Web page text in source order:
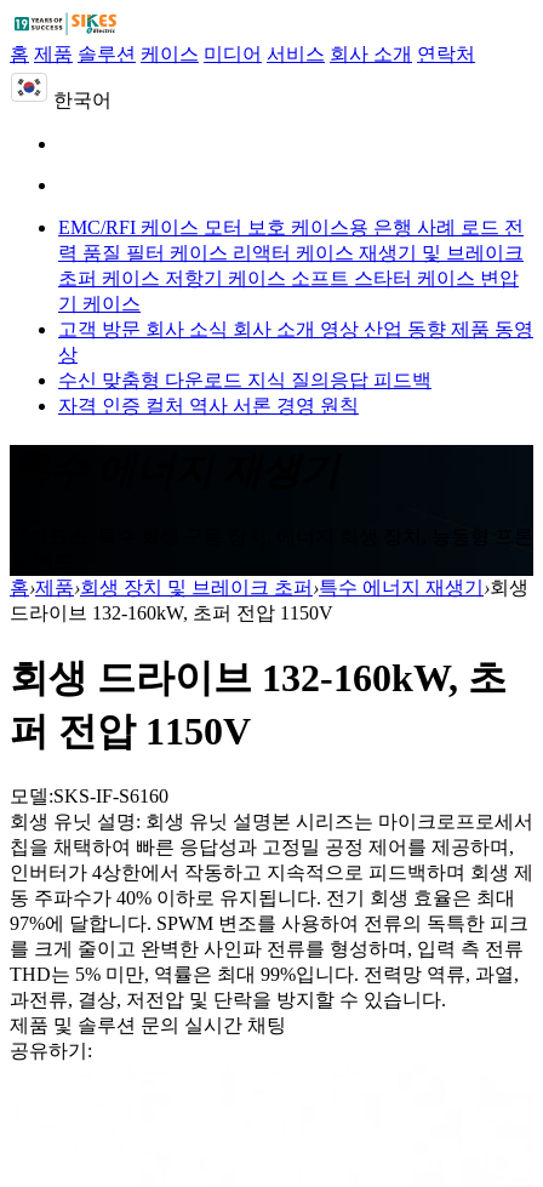
홈 제품 솔루션 케이스 미디어 서비스 회사 소개 연락처
한국어
EMC/RFI 케이스 모터 보호 케이스용 은행 사례 로드 전
력 품질 필터 케이스 리액터 케이스 재생기 및 브레이크
초퍼 케이스 저항기 케이스 소프트 스타터 케이스 변압
기 케이스
고객 방문 회사 소식 회사 소개 영상 산업 동향 제품 동영
상
수신 맞춤형 다운로드 지식 질의응답 피드백
자격 인증 컬처 역사 서론 경영 원칙
홈›제품›회생 장치 및 브레이크 초퍼 ›특수 에너지 재생기 ›회생
드라이브 132-160kW, 초퍼 전압 1150V
회생 드라이브 132-160kW, 초
퍼 전압 1150V
모델:SKS-IF-S6160
회생 유닛 설명: 회생 유닛 설명본 시리즈는 마이크로프로세서
칩을 채택하여 빠른 응답성과 고정밀 공정 제어를 제공하며,
인버터가 4상한에서 작동하고 지속적으로 피드백하며 회생 제
동 주파수가 40% 이하로 유지됩니다. 전기 회생 효율은 최대
97%에 달합니다. SPWM 변조를 사용하여 전류의 독특한 피크
를 크게 줄이고 완벽한 사인파 전류를 형성하며, 입력 측 전류
THD는 5% 미만, 역률은 최대 99%입니다. 전력망 역류, 과열,
과전류, 결상, 저전압 및 단락을 방지할 수 있습니다.
제품 및 솔루션 문의 실시간 채팅
공유하기: